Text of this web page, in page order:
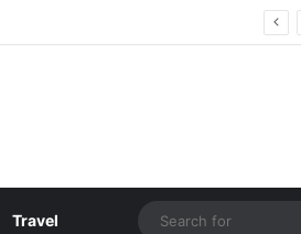
Travel